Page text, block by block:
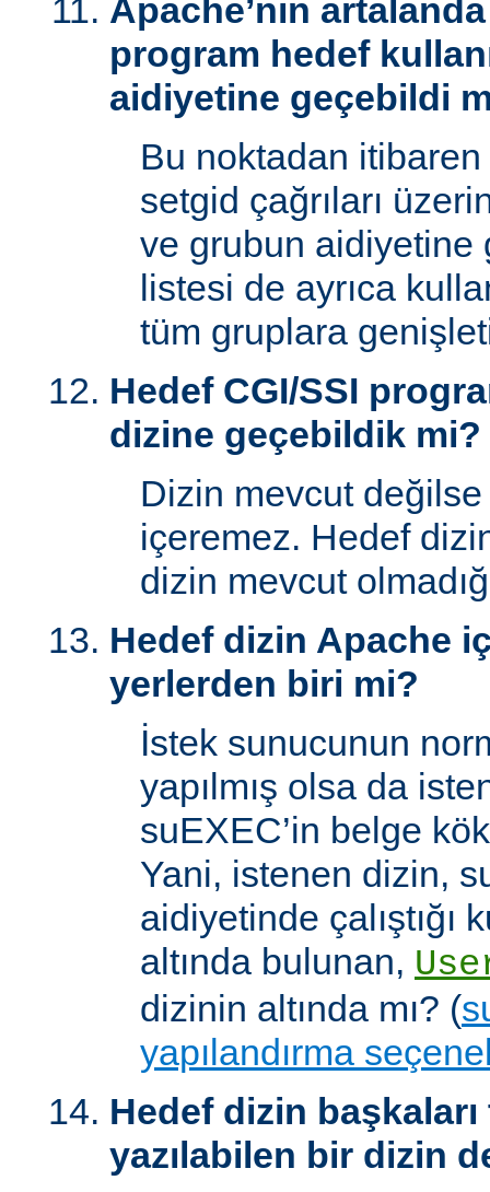
Apache’nin artalanda
program hedef
aidiyetine geçebildi
Bu noktadan
setgid çağrıları
ve grubun aidiyetine
listesi de ayrıca
tüm gruplara
Hedef CGI/SSI
dizine geçebildik mi?
Dizin mevcut değilse
içeremez. Hedef
dizin mevcut
Hedef dizin Apache
yerlerden biri mi?
İstek sunucunun
yapılmış olsa da
suEXEC’in belge
Yani, istenen dizin,
aidiyetinde çalıştığı
altında bulunan,
dizinin altında mı? (
yapılandırma
Hedef dizin başkaları
yazılabilen bir dizin